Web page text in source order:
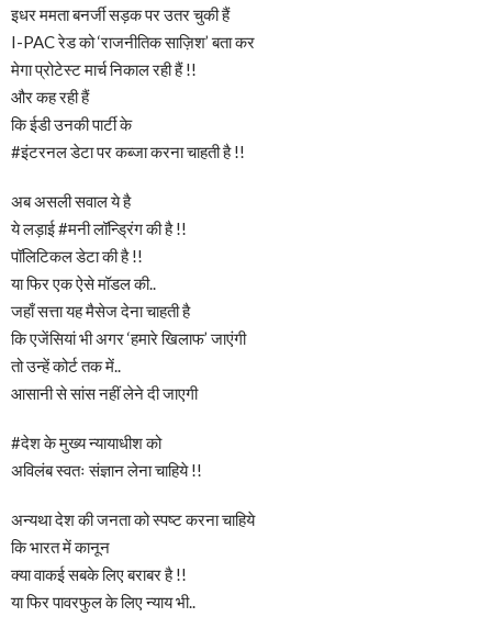
इधर ममता बनर्जी सड़क पर उतर चुकी हैं
I-PAC रेड को ‘राजनीतिक साज़िश’ बता कर
मेगा प्रोटेस्ट मार्च निकाल रही हैं !!
और कह रही हैं
कि ईडी उनकी पार्टी के
#इंटरनल डेटा पर कब्जा करना चाहती है !!
अब असली सवाल ये है
ये लड़ाई #मनी लॉन्ड्रिंग की है !!
पॉलिटिकल डेटा की है !!
या फिर एक ऐसे मॉडल की..
जहाँ सत्ता यह मैसेज देना चाहती है
कि एजेंसियां भी अगर ‘हमारे खिलाफ’ जाएंगी
तो उन्हें कोर्ट तक में..
आसानी से सांस नहीं लेने दी जाएगी
#देश के मुख्य न्यायाधीश को
अविलंब स्वतः संज्ञान लेना चाहिये !!
अन्यथा देश की जनता को स्पष्ट करना चाहिये
कि भारत में कानून
क्या वाकई सबके लिए बराबर है !!
या फिर पावरफुल के लिए न्याय भी..